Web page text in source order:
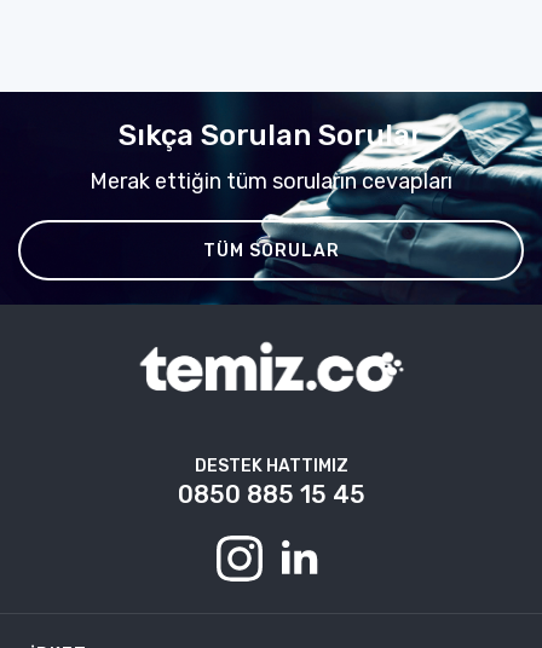
Sıkça Sorulan Sorular
Merak ettiğin tüm soruların cevapları
TÜM SORULAR
DESTEK HATTIMIZ
0850 885 15 45